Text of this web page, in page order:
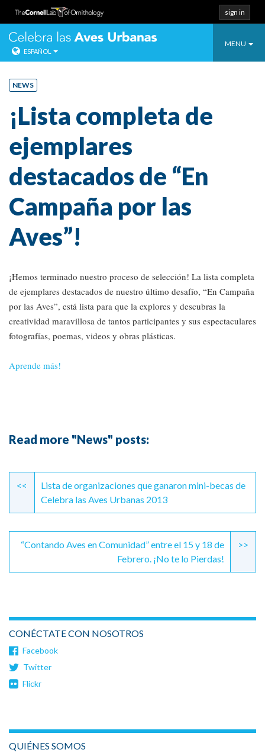
Salta
directo
contenido.
sign in
Toggle
MENU
Celebra las
ESPAÑOL
NEWS
¡Lista completa de
ejemplares
destacados de “En
Campaña por las
Aves”!
¡Hemos terminado nuestro proceso de selección! La lista completa
de ejemplares destacados de nuestro último desafío, “En Campaña
por las Aves”, está lista para que la explores y descubras la
creatividad maravillosa de tantos participantes y sus espectaculares
fotografías, poemas, videos y obras plásticas.
Aprende más!
Read more "News" posts:
Continue
Reading
<<
Lista de organizaciones que ganaron mini-becas de
Celebra las Aves Urbanas 2013
>>
“Contando Aves en Comunidad” entre el 15 y 18 de
Febrero. ¡No te lo Pierdas!
CONÉCTATE CON NOSOTROS
Facebook
Twitter
Flickr
QUIÉNES SOMOS